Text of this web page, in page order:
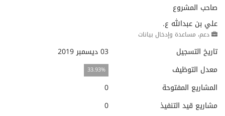
صاحب المشروع
علي بن عبدالله ع.
دعم، مساعدة وإدخال بيانات
تاريخ التسجيل
03 ديسمبر 2019
معدل التوظيف
33.93%
المشاريع المفتوحة
0
مشاريع قيد التنفيذ
0